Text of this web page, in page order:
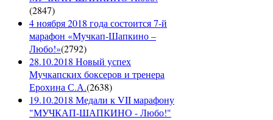
(2847)
4 ноября 2018 года состоится 7-й
марафон «Мучкап-Шапкино –
Любо!»(2792)
28.10.2018 Новый успех
Мучкапских боксеров и тренера
Ерохина С.А.(2638)
19.10.2018 Медали к VII марафону
"МУЧКАП-ШАПКИНО - Любо!"